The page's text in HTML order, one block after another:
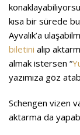
kısa bir sürede
Ayvalık’a
biletini alıp
almak istersen “
yazımıza göz
Schengen vizen
aktarma da